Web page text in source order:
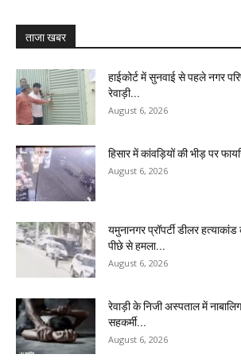
ताजा खबर
हाईकोर्ट में सुनवाई से पहले नगर
रेवाड़ी...
August 6, 2026
हिसार में कांवड़ियों की भीड़ पर
August 6, 2026
यमुनानगर प्रॉपर्टी डीलर
पीछे से हमला...
August 6, 2026
रेवाड़ी के निजी अस्पताल में
सहकर्मी...
August 6, 2026